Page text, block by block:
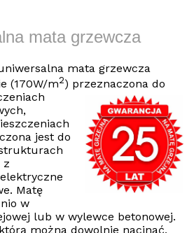
mata grzewcza
mata grzewcza
(170W/m2) przeznaczona do
jest do
z
elektryczne
. Matę
w
lub w wylewce betonowej.
można dowolnie nacinać,